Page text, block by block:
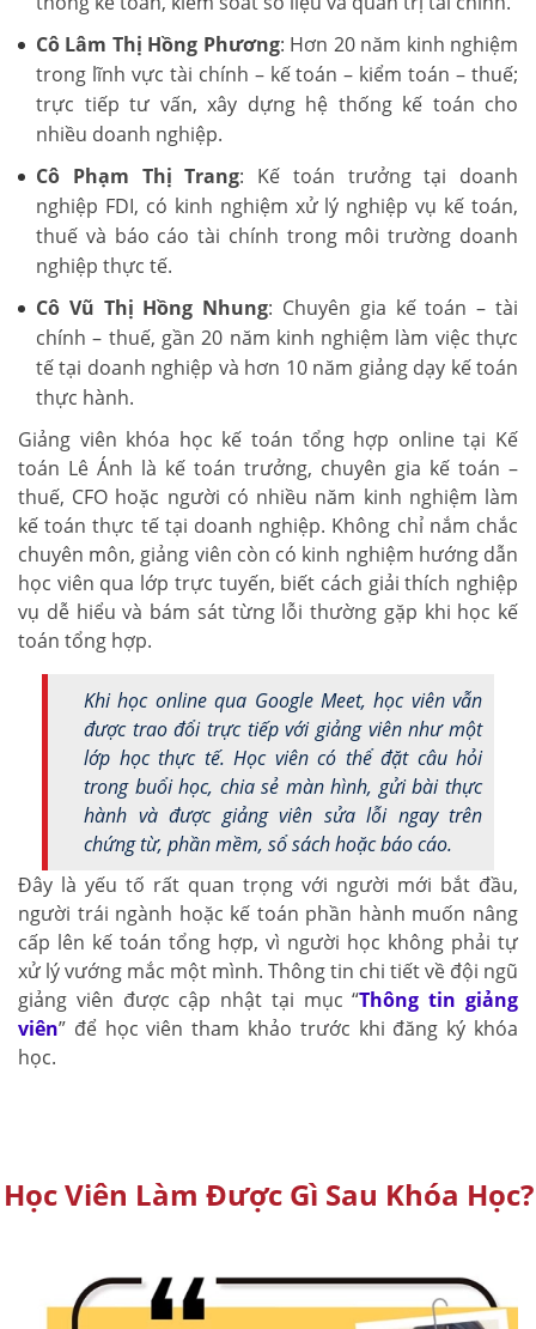
Cô Lâm Thị Hồng Phương: Hơn 20 năm kinh nghiệm
trong lĩnh vực tài chính – kế toán – kiểm toán – thuế;
trực tiếp tư vấn, xây dựng hệ thống kế toán cho
nhiều doanh nghiệp.
Cô Phạm Thị Trang: Kế toán trưởng tại doanh
nghiệp FDI, có kinh nghiệm xử lý nghiệp vụ kế toán,
thuế và báo cáo tài chính trong môi trường doanh
nghiệp thực tế.
Cô Vũ Thị Hồng Nhung: Chuyên gia kế toán – tài
chính – thuế, gần 20 năm kinh nghiệm làm việc thực
tế tại doanh nghiệp và hơn 10 năm giảng dạy kế toán
thực hành.
Giảng viên khóa học kế toán tổng hợp online tại Kế
toán Lê Ánh là kế toán trưởng, chuyên gia kế toán –
thuế, CFO hoặc người có nhiều năm kinh nghiệm làm
kế toán thực tế tại doanh nghiệp. Không chỉ nắm chắc
chuyên môn, giảng viên còn có kinh nghiệm hướng dẫn
học viên qua lớp trực tuyến, biết cách giải thích nghiệp
vụ dễ hiểu và bám sát từng lỗi thường gặp khi học kế
toán tổng hợp.
Khi học online qua Google Meet, học viên vẫn
được trao đổi trực tiếp với giảng viên như một
lớp học thực tế. Học viên có thể đặt câu hỏi
trong buổi học, chia sẻ màn hình, gửi bài thực
hành và được giảng viên sửa lỗi ngay trên
chứng từ, phần mềm, sổ sách hoặc báo cáo.
Đây là yếu tố rất quan trọng với người mới bắt đầu,
người trái ngành hoặc kế toán phần hành muốn nâng
cấp lên kế toán tổng hợp, vì người học không phải tự
xử lý vướng mắc một mình. Thông tin chi tiết về đội ngũ
giảng viên được cập nhật tại mục “Thông tin giảng
viên” để học viên tham khảo trước khi đăng ký khóa
học.
Học Viên Làm Được Gì Sau Khóa Học?